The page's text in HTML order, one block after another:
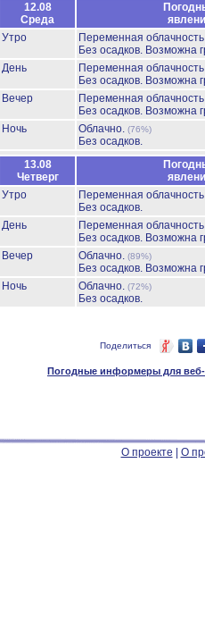
12.08
Среда
Утро
Переменная
Без осадков. Возможна
День
Переменная
Без осадков. Возможна
Вечер
Переменная
Без осадков. Возможна
Ночь
Облачно. (76%)
Без осадков.
13.08
Четверг
Утро
Переменная
Без осадков.
День
Переменная
Без осадков. Возможна
Вечер
Облачно. (89%)
Без осадков. Возможна
Ночь
Облачно. (72%)
Без осадков.
Поделиться
Погодные информеры для веб-
О проекте О